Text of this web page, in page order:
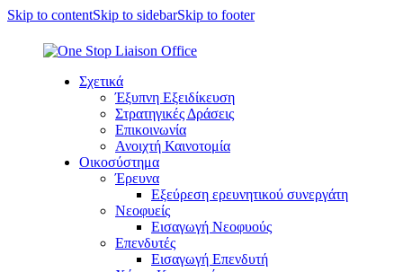
Skip to contentSkip to sidebarSkip to footer
Σχετικά
Έξυπνη Εξειδίκευση
Στρατηγικές Δράσεις
Επικοινωνία
Ανοιχτή Καινοτομία
Οικοσύστημα
Έρευνα
Εξεύρεση ερευνητικού συνεργάτη
Νεοφυείς
Εισαγωγή Νεοφυούς
Επενδυτές
Εισαγωγή Επενδυτή